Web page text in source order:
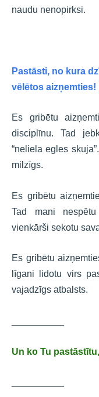
naudu nenopirksi.
Pastāsti, no kura
vēlētos aizņemties!
Es gribētu
disciplīnu. Tad
“neliela egles
milzīgs.
Es gribētu
Tad mani
vienkārši sekotu
Es gribētu
līgani lidotu virs
vajadzīgs atbalsts.
Un ko Tu